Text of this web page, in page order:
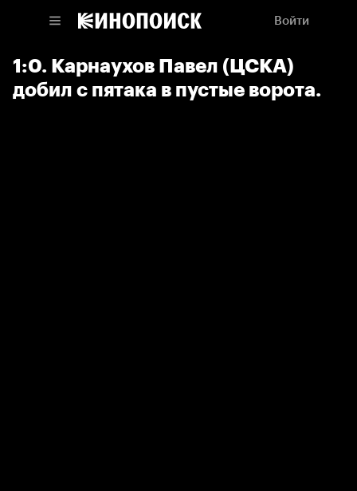
Войти
1:0. Карнаухов Павел (ЦСКА)
добил с пятака в пустые ворота.